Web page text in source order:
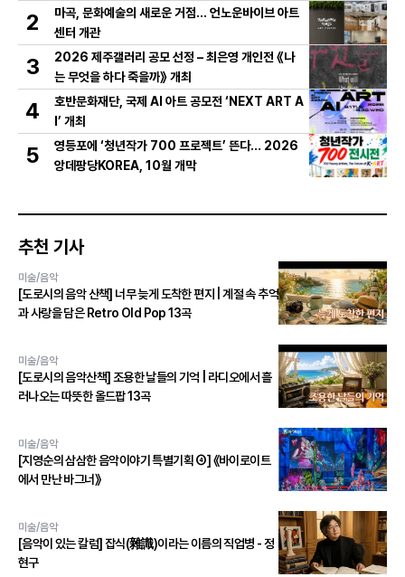
2
마곡, 문화예술의 새로운 거점… 언노운바이브 아트
센터 개관
3
2026 제주갤러리 공모 선정 – 최은영 개인전 《나
는 무엇을 하다 죽을까》 개최
4
호반문화재단, 국제 AI 아트 공모전 ‘NEXT ART A
I’ 개최
5
영등포에 ‘청년작가 700 프로젝트’ 뜬다… 2026
앙데팡당KOREA, 10월 개막
추천 기사
미술/음악
[도로시의 음악 산책] 너무 늦게 도착한 편지 | 계절 속 추억
과 사랑을 담은 Retro Old Pop 13곡
미술/음악
[도로시의 음악산책] 조용한 날들의 기억 | 라디오에서 흘
러나오는 따뜻한 올드팝 13곡
미술/음악
[지영순의 삼삼한 음악이야기 특별기획 ④] 《바이로이트
에서 만난 바그너》
미술/음악
[음악이 있는 칼럼] 잡식(雜識)이라는 이름의 직업병 - 정
현구